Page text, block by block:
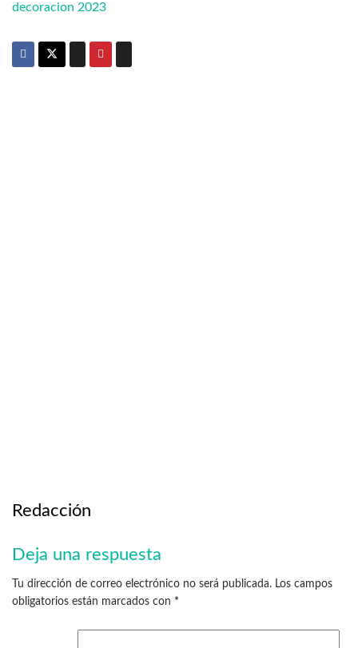
decoracion 2023
Redacción
Deja una respuesta
Tu dirección de correo electrónico no será publicada. Los campos
obligatorios están marcados con *